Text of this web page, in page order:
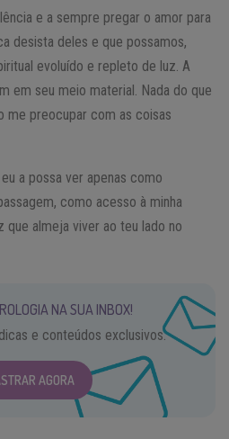
e a sempre pregar o amor para
desista deles e que possamos,
evoluído e repleto de luz. A
em seu meio material. Nada do que
me preocupar com as coisas
a possa ver apenas como
como acesso à minha
que almeja viver ao teu lado no
NA SUA INBOX!
e conteúdos exclusivos.
AGORA